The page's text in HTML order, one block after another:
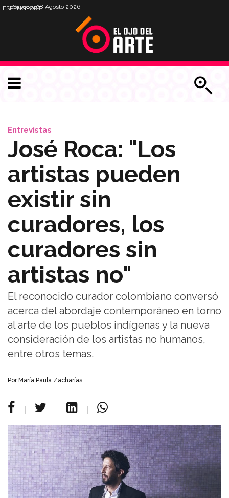
Sábado, 08 Agosto 2026
ESPENGPORT
Entrevistas
José Roca: "Los
artistas pueden
existir sin
curadores, los
curadores sin
artistas no"
El reconocido curador colombiano conversó
acerca del abordaje contemporáneo en torno
al arte de los pueblos indígenas y la nueva
consideración de los artistas no humanos,
entre otros temas.
Por María Paula Zacharías